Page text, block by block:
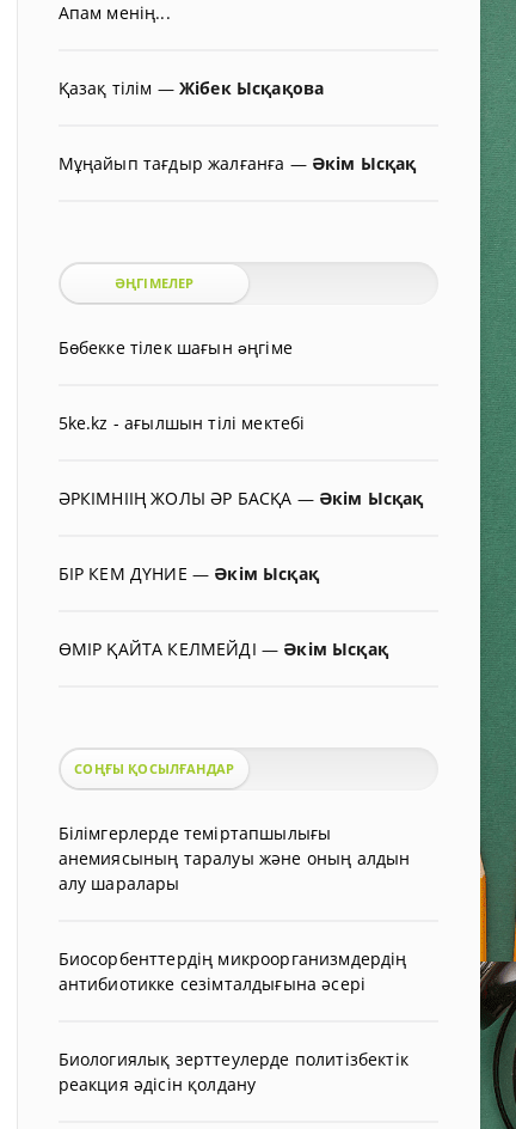
Апам менің...
Қазақ тілім — Жібек Ысқақова
Мұңайып тағдыр жалғанға — Әкім Ысқақ
ӘҢГІМЕЛЕР
Бөбекке тілек шағын əңгіме
5ke.kz - ағылшын тілі мектебі
ӘРКІМНІІҢ ЖОЛЫ ӘР БАСҚА — Әкім Ысқақ
БІР КЕМ ДҮНИЕ — Әкім Ысқақ
ӨМІР ҚАЙТА КЕЛМЕЙДІ — Әкім Ысқақ
СОҢҒЫ ҚОСЫЛҒАНДАР
Білімгерлерде теміртапшылығы
анемиясының таралуы және оның алдын
алу шаралары
Биосорбенттердің микроорганизмдердің
антибиотикке сезімталдығына әсері
Биологиялық зерттеулерде политізбектік
реакция әдісін қолдану